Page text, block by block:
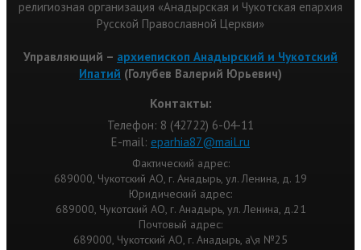
религиозная организация «Анадырская и Чукотская епархия
Русской Православной Церкви»
Управляющий – архиепископ Анадырский и Чукотский
Ипатий (Голубев Валерий Юрьевич)
Контакты:
Телефон: 8 (42722) 6-04-11
Е-mail: eparhia87@mail.ru
Фактический адрес:
689000, Чукотский АО, г. Анадырь, ул. Ленина, д. 19
Юридический адрес:
689000, Чукотский АО, г. Анадырь, ул. Ленина, д.21
Почтовый адрес:
689000, Чукотский АО, г. Анадырь, а\я №25